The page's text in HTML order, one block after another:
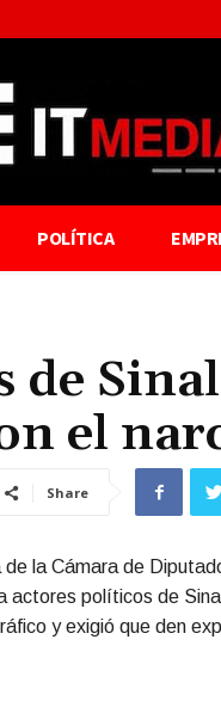
POLÍTICA
de
el
Share
de la Cámara de
actores políticos de
y exigió que den